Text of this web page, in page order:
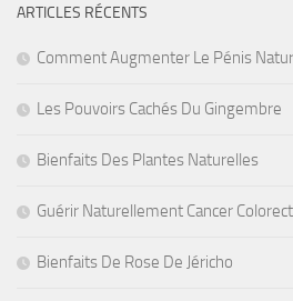
ARTICLES RÉCENTS
Comment Augmenter Le Pénis
Les Pouvoirs Cachés Du Gingembre
Bienfaits Des Plantes Naturelles
Guérir Naturellement Cancer
Bienfaits De Rose De Jéricho